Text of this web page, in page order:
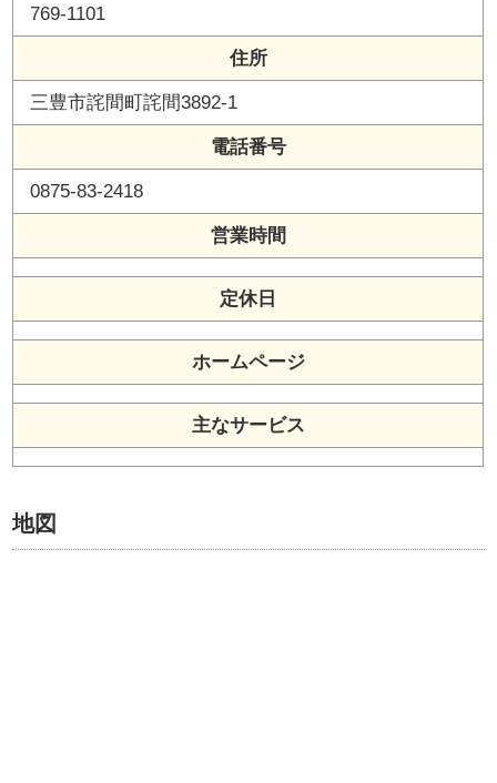
769-1101
住所
三豊市詫間町詫間3892-1
電話番号
0875-83-2418
営業時間
定休日
ホームページ
主なサービス
地図